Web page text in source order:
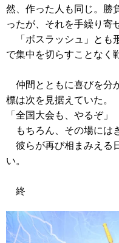
然、作った人も同じ。勝
ったが、それを手繰り寄
「ボスラッシュ」とも
で集中を切らすことなく
仲間とともに喜びを分
標は次を見据えていた。
「全国大会も、やるぞ」
もちろん、その場には
彼らが再び相まみえる
い。
終